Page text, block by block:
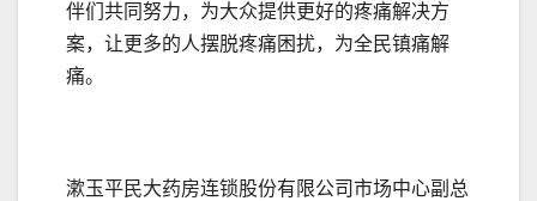
伴们共同努力，为大众提供更好的疼痛解决方
案，让更多的人摆脱疼痛困扰，为全民镇痛解
痛。
漱玉平民大药房连锁股份有限公司市场中心副总